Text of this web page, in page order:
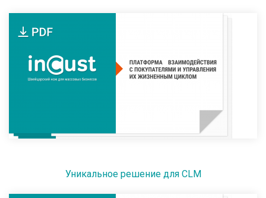
Уникальное решение для CLM